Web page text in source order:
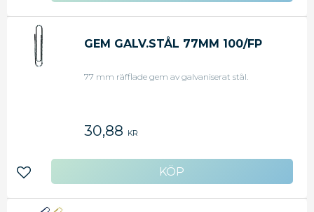
GEM GALV.STÅL 77MM 100/FP
77 mm räfflade gem av galvaniserat stål.
30,88 KR
Lägg till i favoriter